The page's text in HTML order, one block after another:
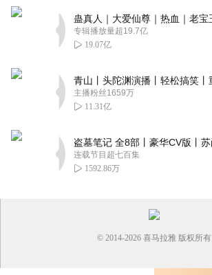
专辑播放量超19.7亿
19.07亿
主播粉丝1659万
11.31亿
连载节目超七百集
1592.86万
© 2014-2026 喜马拉雅 版权所有